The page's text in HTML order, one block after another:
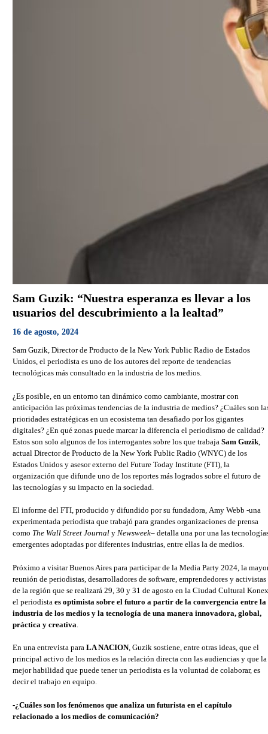
Sam Guzik: “Nuestra esperanza es llevar a los
usuarios del descubrimiento a la lealtad”
16 de agosto, 2024
Sam Guzik, Director de Producto de la New York Public Radio de Estados
Unidos, el periodista es uno de los autores del reporte de tendencias
tecnológicas más consultado en la industria de los medios.
¿Es posible, en un entorno tan dinámico como cambiante, mostrar con
anticipación las próximas tendencias de la industria de medios? ¿Cuáles son
prioridades estratégicas en un ecosistema tan desafiado por los gigantes
digitales? ¿En qué zonas puede marcar la diferencia el periodismo de calidad?
Estos son solo algunos de los interrogantes sobre los que trabaja Sam Guzik
actual Director de Producto de la New York Public Radio (WNYC) de los
Estados Unidos y asesor externo del Future Today Institute (FTI), la
organización que difunde uno de los reportes más logrados sobre el futuro de
las tecnologías y su impacto en la sociedad.
El informe del FTI, producido y difundido por su fundadora, Amy Webb -una
experimentada periodista que trabajó para grandes organizaciones de prensa
como The Wall Street Journal y Newsweek– detalla una por una las
emergentes adoptadas por diferentes industrias, entre ellas la de medios.
Próximo a visitar Buenos Aires para participar de la Media Party 2024, la
reunión de periodistas, desarrolladores de software, emprendedores y activistas
de la región que se realizará 29, 30 y 31 de agosto en la Ciudad Cultural
el periodista es optimista sobre el futuro a partir de la convergencia entre la
industria de los medios y la tecnología de una manera innovadora, global,
práctica y creativa
En una entrevista para LA NACION, Guzik sostiene, entre otras ideas, que el
principal activo de los medios es la relación directa con las audiencias y que la
mejor habilidad que puede tener un periodista es la voluntad de colaborar, es
decir el trabajo en equipo.
-¿Cuáles son los fenómenos que analiza un futurista en el capítulo
relacionado a los medios de comunicación?